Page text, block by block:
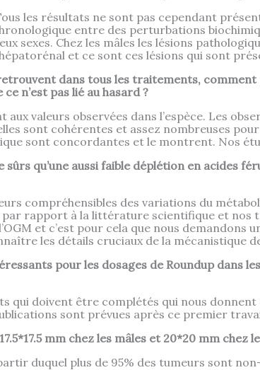
les résultats ne sont pas cependant
entre des perturbations
sexes. Chez les mâles les lésions
et ce sont ces lésions qui sont
dans tous les traitements,
n’est pas lié au hasard ?
valeurs observées dans l’espèce. Les
sont cohérentes et assez nombreuses
sont concordantes et le montrent. Nos
qu’une aussi faible déplétion en acides
compréhensibles des variations du
rapport à la littérature scientifique et nos
et c’est pour cela que nous
les détails cruciaux de la mécanistique
pour les dosages de Roundup dans
qui doivent être complétés qui nous
sont prévues après ce premier
mm chez les mâles et 20*20 mm
duquel plus de 95% des tumeurs sont